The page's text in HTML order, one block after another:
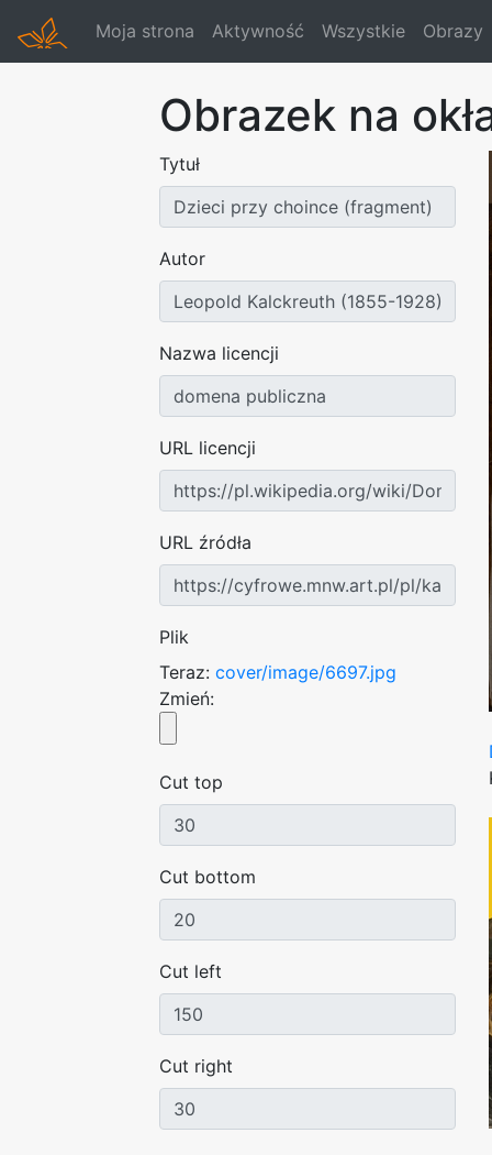
Moja strona Aktywność Wszystkie Obrazy
Obrazek na
Tytuł
Autor
Nazwa licencji
URL licencji
URL źródła
Plik
Teraz: cover/image/6697.jpg
Zmień:
Cut top
Cut bottom
Cut left
Cut right